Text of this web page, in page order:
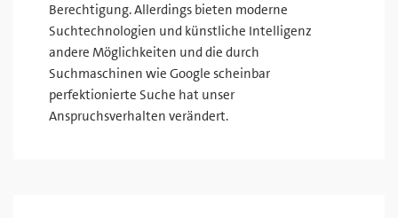
Berechtigung. Allerdings bieten moderne
Suchtechnologien und künstliche Intelligenz
andere Möglichkeiten und die durch
Suchmaschinen wie Google scheinbar
perfektionierte Suche hat unser
Anspruchsverhalten verändert.